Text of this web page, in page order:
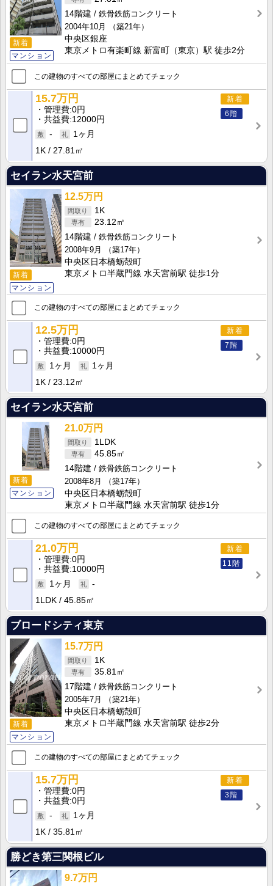
新着
マンション
14階建
鉄骨鉄筋コンクリート
2004年10月
（築21年）
中央区銀座
東京メトロ有楽町線 新富町（東京）駅 徒歩2分
この建物のすべての部屋にまとめてチェック
新着
6階
15.7万円
管理費 0円
共益費 12000円
-
1ヶ月
1K
27.81㎡
セイラン水天宮前
新着
マンション
12.5万円
1K
23.12㎡
14階建
鉄骨鉄筋コンクリート
2008年9月
（築17年）
中央区日本橋蛎殻町
東京メトロ半蔵門線 水天宮前駅 徒歩1分
この建物のすべての部屋にまとめてチェック
新着
7階
12.5万円
管理費 0円
共益費 10000円
1ヶ月
1ヶ月
1K
23.12㎡
セイラン水天宮前
新着
マンション
21.0万円
1LDK
45.85㎡
14階建
鉄骨鉄筋コンクリート
2008年8月
（築17年）
中央区日本橋蛎殻町
東京メトロ半蔵門線 水天宮前駅 徒歩1分
この建物のすべての部屋にまとめてチェック
新着
11階
21.0万円
管理費 0円
共益費 10000円
1ヶ月
-
1LDK
45.85㎡
ブロードシティ東京
新着
マンション
15.7万円
1K
35.81㎡
17階建
鉄骨鉄筋コンクリート
2005年7月
（築21年）
中央区日本橋蛎殻町
東京メトロ半蔵門線 水天宮前駅 徒歩2分
この建物のすべての部屋にまとめてチェック
新着
3階
15.7万円
管理費 0円
共益費 0円
-
1ヶ月
1K
35.81㎡
勝どき第三関根ビル
9.7万円